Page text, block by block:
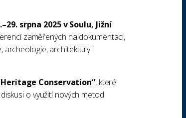
srpna 2025 v Soulu, Jižní
zaměřených na dokumentaci,
archeologie, architektury i
Conservation“, které
o využití nových metod